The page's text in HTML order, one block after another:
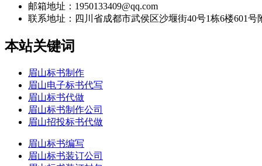
邮箱地址：1950133409@qq.com
联系地址： 四川省成都市武侯区沙堰街40号1栋6楼601号
本站关键词
眉山标书制作
眉山电子标书代写
眉山标书代做
眉山标书制作公司
眉山招投标书代做
眉山标书编写
眉山标书装订公司